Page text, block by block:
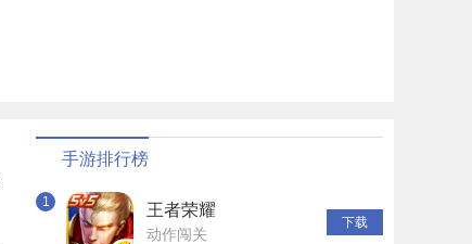
手游排行榜
1 王者荣耀
动作闯关
下载